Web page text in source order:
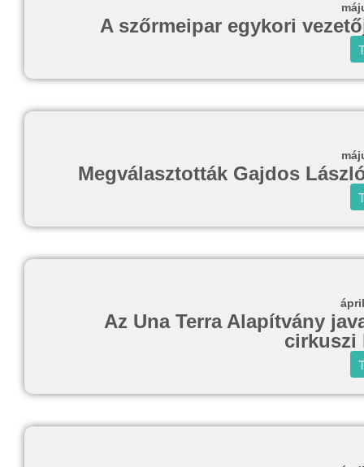
A szőrmeipar egykori
Megválasztották Gajdos
Az Una Terra Alapítvány
cirkuszi